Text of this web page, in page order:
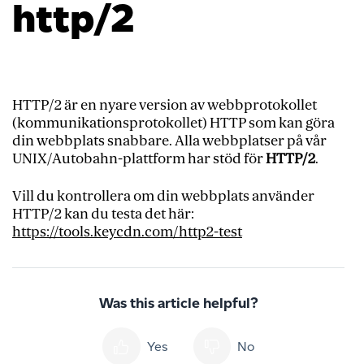
http/2
HTTP/2 är en nyare version av webbprotokollet
(kommunikationsprotokollet) HTTP som kan göra
din webbplats snabbare. Alla webbplatser på vår
UNIX/Autobahn-plattform har stöd förHTTP/2.
Vill du kontrollera om din webbplats använder
HTTP/2 kan du testa det här:
https://tools.keycdn.com/http2-test
Was this article helpful?
Yes No